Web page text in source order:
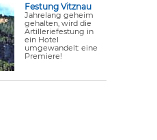
Festung Vitznau
Jahrelang geheim
gehalten, wird die
Artilleriefestung in
ein Hotel
umgewandelt: eine
Premiere!